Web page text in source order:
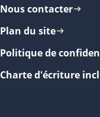
Nous contacter
Plan du site
Politique de
Charte d'écriture